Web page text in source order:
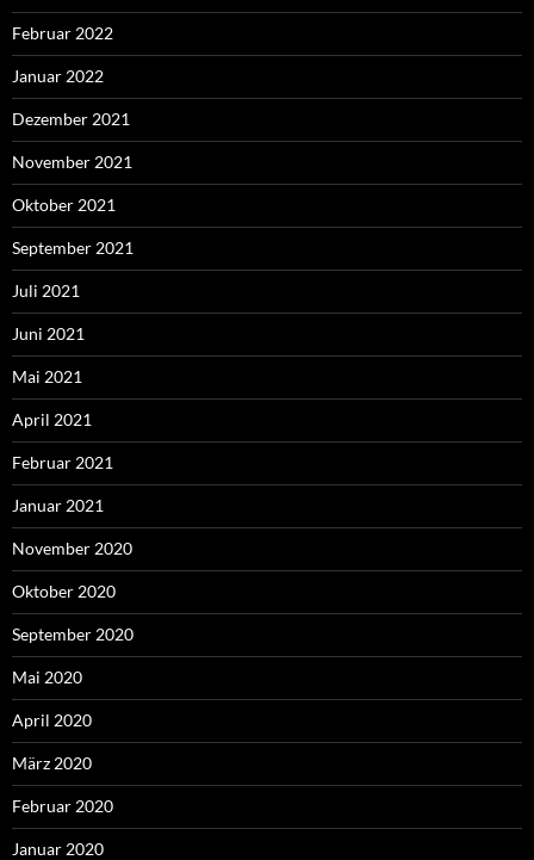
Februar 2022
Januar 2022
Dezember 2021
November 2021
Oktober 2021
September 2021
Juli 2021
Juni 2021
Mai 2021
April 2021
Februar 2021
Januar 2021
November 2020
Oktober 2020
September 2020
Mai 2020
April 2020
März 2020
Februar 2020
Januar 2020